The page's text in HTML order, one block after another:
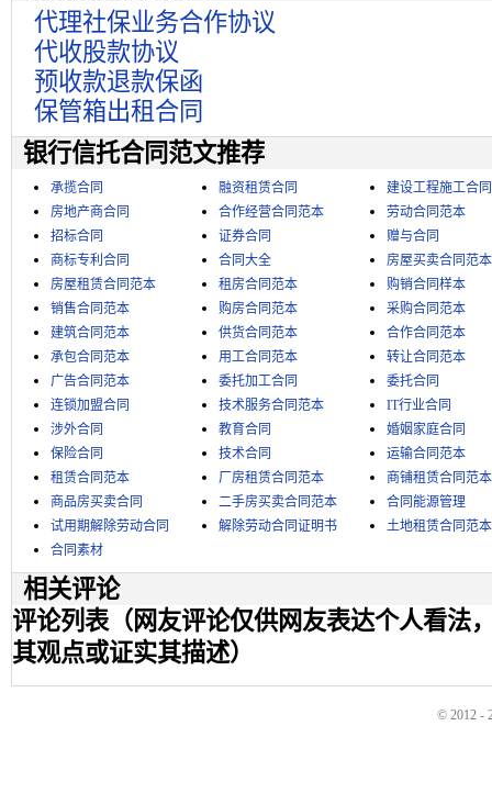
代理社保业务合作协议
代收股款协议
预收款退款保函
保管箱出租合同
银行信托合同范文推荐
承揽合同 融资租赁合同
建设工程施工合同
房地产商合同
合作经营合同范本
劳动合同范本
招标合同
证券合同
赠与合同
商标专利合同
合同大全
房屋买卖合同范本
房屋租赁合同范本
租房合同范本
购销合同样本
销售合同范本
购房合同范本
采购合同范本
建筑合同范本
供货合同范本
合作合同范本
承包合同范本
用工合同范本
转让合同范本
广告合同范本
委托加工合同
委托合同
连锁加盟合同
技术服务合同范本
IT行业合同
涉外合同
教育合同
婚姻家庭合同
保险合同
技术合同
运输合同范本
租赁合同范本
厂房租赁合同范本
商铺租赁合同范本
商品房买卖合同
二手房买卖合同范本
合同能源管理
试用期解除劳动合同
解除劳动合同证明书
土地租赁合同范本
合同素材
相关评论
评论列表（网友评论仅供网友表达个人看法
其观点或证实其描述）
© 2012 -